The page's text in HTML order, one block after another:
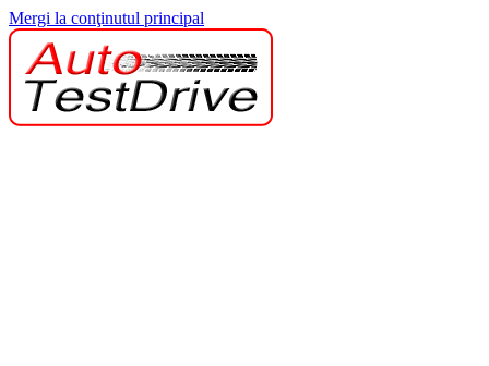
Mergi la conţinutul principal